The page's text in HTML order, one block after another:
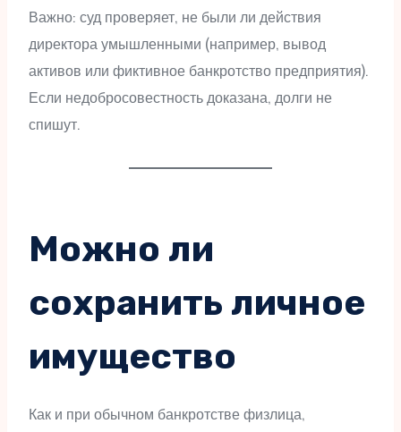
Важно: суд проверяет, не были ли действия
директора умышленными (например, вывод
активов или фиктивное банкротство предприятия).
Если недобросовестность доказана, долги не
спишут.
Можно ли
сохранить личное
имущество
Как и при обычном банкротстве физлица,